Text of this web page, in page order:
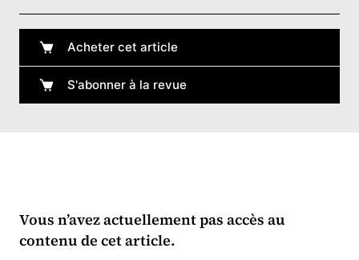
Acheter cet article
S'abonner à la revue
Vous n’avez actuellement pas accès au
contenu de cet article.